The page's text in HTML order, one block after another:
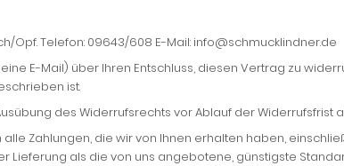
Opf. Telefon: 09643/608 E-Mail: info@schmucklindner.de
E-Mail) über Ihren Entschluss, diesen Vertrag zu
ist.
des Widerrufsrechts vor Ablauf der Widerrufsfrist
Zahlungen, die wir von Ihnen erhalten haben,
Lieferung als die von uns angebotene, günstigste